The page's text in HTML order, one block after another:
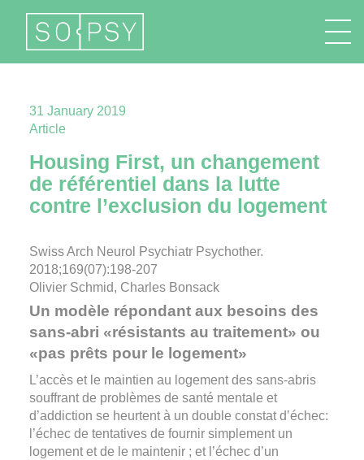
FR EN IT
31 January 2019
Article
Housing First, un changement
de référentiel dans la lutte
contre ­l’exclusion du logement
Swiss Arch Neurol Psychiatr Psychother.
2018;169(07):198-207
Olivier Schmid, Charles Bonsack
Un modèle répondant aux besoins des
sans-abri «résistants au traitement» ou
«pas prêts pour le logement»
L’accès et le maintien au logement des sans-abris
souffrant de problèmes de santé mentale et
d’addiction se heurtent à un double constat d’échec:
l’échec de tentatives de fournir simplement un
logement et de le maintenir ; et l’échec d’un